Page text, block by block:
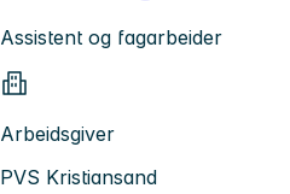
Assistent og fagarbeider
Arbeidsgiver
PVS Kristiansand